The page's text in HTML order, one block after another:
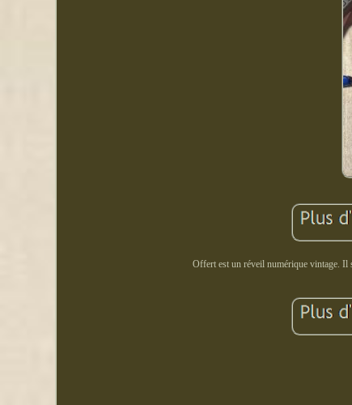
Offert est un réveil numérique vintage. Il